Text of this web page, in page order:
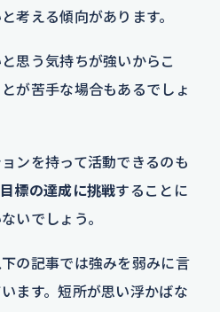
考える傾向があります。
思う気持ちが強いからこ
が苦手な場合もあるでしょ
ンを持って活動できるのも
標の達成に挑戦することに
いでしょう。
の記事では強みを弱みに言
ます。短所が思い浮かばな